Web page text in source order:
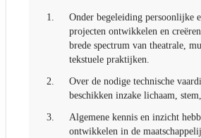
1.
Onder begeleiding persoonlijke
projecten ontwikkelen en
brede spectrum van theatrale,
tekstuele praktijken.
2.
Over de nodige technische
beschikken inzake lichaam,
3.
Algemene kennis en inzicht
ontwikkelen in de